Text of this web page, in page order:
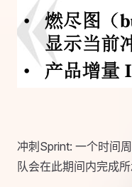
冲刺Sprint: 一个时间
队会在此期间内完成